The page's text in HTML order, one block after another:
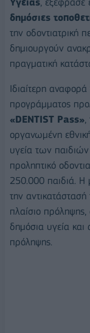
δημόσιες
την οδοντιατρική
δημιουργούν
πραγματική
Ιδιαίτερη
προγράμματος
«DENTIST Pass»,
οργανωμένη
υγεία των
προληπτικό
250.000 παιδιά. Η
την
πλαίσιο
δημόσια υγεία
πρόληψης.